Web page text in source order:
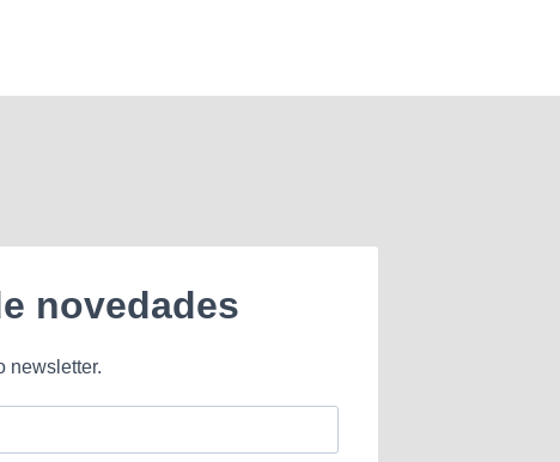
novedades
newsletter.